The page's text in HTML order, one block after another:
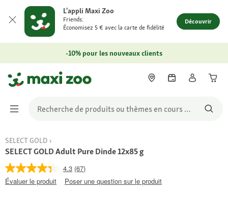
L'appli Maxi Zoo
Friends:
Économisez 5 € avec la carte de fidélité
Découvrir
-10% pour les nouveaux clients
SELECT GOLD
SELECT GOLD Adult Pure Dinde 12x85 g
4.3 (67)
Évaluer le produit
Poser une question sur le produit